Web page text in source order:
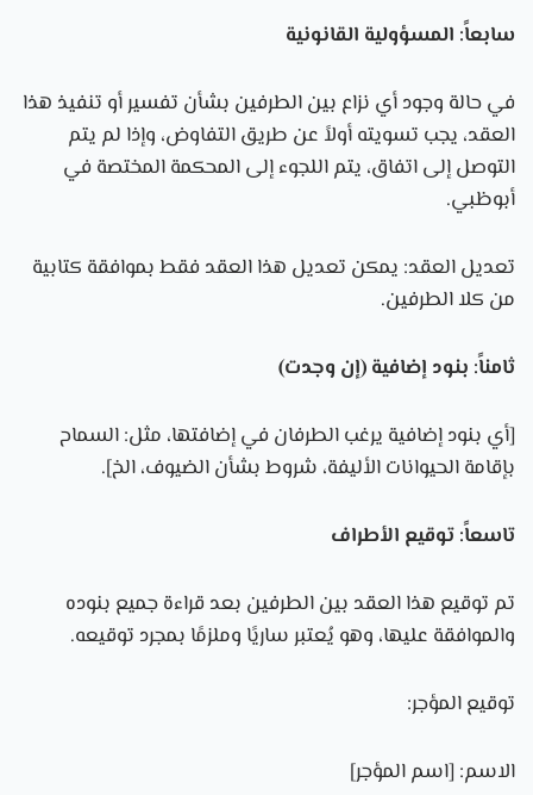
سابعاً: المسؤولية القانونية
في حالة وجود أي نزاع بين الطرفين بشأن تفسير أو تنفيذ هذا
العقد، يجب تسويته أولاً عن طريق التفاوض، وإذا لم يتم
التوصل إلى اتفاق، يتم اللجوء إلى المحكمة المختصة في
أبوظبي.
تعديل العقد: يمكن تعديل هذا العقد فقط بموافقة كتابية
من كلا الطرفين.
ثامناً: بنود إضافية (إن وجدت)
[أي بنود إضافية يرغب الطرفان في إضافتها، مثل: السماح
بإقامة الحيوانات الأليفة، شروط بشأن الضيوف، الخ].
تاسعاً: توقيع الأطراف
تم توقيع هذا العقد بين الطرفين بعد قراءة جميع بنوده
والموافقة عليها، وهو يُعتبر ساريًا وملزمًا بمجرد توقيعه.
توقيع المؤجر:
الاسم: [اسم المؤجر]